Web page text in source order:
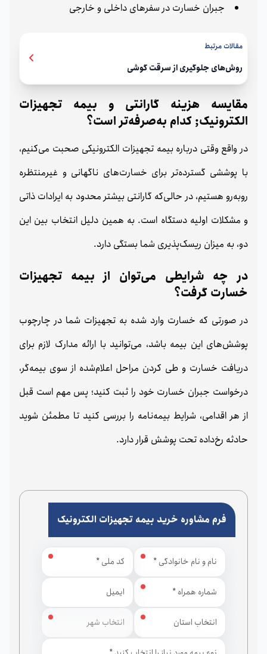
جبران خسارت در سفرهای داخلی و خارجی
مقالات مرتبط
روش‌های جلوگیری از سرقت گوشی
مقایسه هزینه گارانتی و بیمه‌ تجهیزات
الکترونیک; کدام به‌صرفه‌تر است؟
در واقع وقتی درباره بیمه تجهیزات الکترونیکی صحبت می‌کنیم،
با پوششی گسترده‌تر برای خسارت‌های ناگهانی و غیرمنتظره
روبه‌رو هستیم، در حالی‌که گارانتی بیشتر محدود به ایرادات ذاتی
و مشکلات اولیه دستگاه است. به همین دلیل انتخاب بین این
دو، به میزان ریسک‌پذیری شما بستگی دارد.
در چه شرایطی می‌توان از بیمه تجهیزات
خسارت گرفت؟
در صورتی که خسارت وارد شده به تجهیزات شما در چارچوب
پوشش‌های این بیمه باشد، می‌توانید با ارائه مدارک لازم برای
دریافت خسارت و طی کردن مراحل اعلام‌شده از سوی بیمه‌گر،
درخواست جبران خسارت خود را ثبت کنید؛ پس مهم است قبل
از هر اقدامی، شرایط بیمه‌نامه را بررسی کنید تا مطمئن شوید
حادثه رخ‌داده تحت پوشش قرار دارد.
فرم مشاوره خرید بیمه تجهیزات الکترونیک
استان شهر